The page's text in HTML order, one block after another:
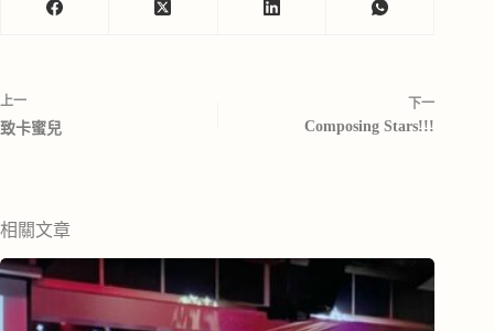
上一
致卡蜜兒
下一
Composing Stars!!!
相關文章